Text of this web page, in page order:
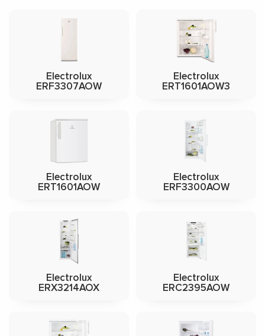
Electrolux
ERF3307AOW
Electrolux
ERT1601AOW3
Electrolux
ERT1601AOW
Electrolux
ERF3300AOW
Electrolux
ERX3214AOX
Electrolux
ERC2395AOW